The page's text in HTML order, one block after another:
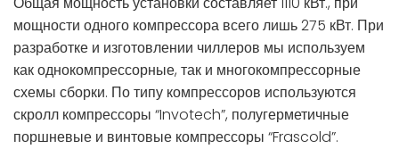
мощности одного компрессора всего лишь 275 кВт. При
разработке и изготовлении чиллеров мы используем
как однокомпрессорные, так и многокомпрессорные
схемы сборки. По типу компрессоров используются
скролл компрессоры “Invotech”, полугерметичные
поршневые и винтовые компрессоры “Frascold”.